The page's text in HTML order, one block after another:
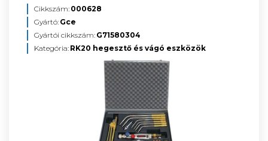
Cikkszám: 000628
Gyártó: Gce
Gyártói cikkszám: G71580304
Kategória: RK20 hegesztő és vágó eszközök